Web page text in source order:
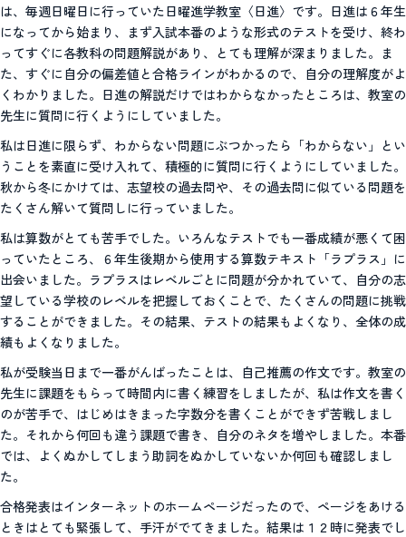
は、毎週日曜日に行っていた日曜進学教室〈日進〉です。日進は６年生
になってから始まり、まず入試本番のような形式のテストを受け、終わ
ってすぐに各教科の問題解説があり、とても理解が深まりました。ま
た、すぐに自分の偏差値と合格ラインがわかるので、自分の理解度がよ
くわかりました。日進の解説だけではわからなかったところは、教室の
先生に質問に行くようにしていました。
私は日進に限らず、わからない問題にぶつかったら「わからない」とい
うことを素直に受け入れて、積極的に質問に行くようにしていました。
秋から冬にかけては、志望校の過去問や、その過去問に似ている問題を
たくさん解いて質問しに行っていました。
私は算数がとても苦手でした。いろんなテストでも一番成績が悪くて困
っていたところ、６年生後期から使用する算数テキスト「ラプラス」に
出会いました。ラプラスはレベルごとに問題が分かれていて、自分の志
望している学校のレベルを把握しておくことで、たくさんの問題に挑戦
することができました。その結果、テストの結果もよくなり、全体の成
績もよくなりました。
私が受験当日まで一番がんばったことは、自己推薦の作文です。教室の
先生に課題をもらって時間内に書く練習をしましたが、私は作文を書く
のが苦手で、はじめはきまった字数分を書くことができず苦戦しまし
た。それから何回も違う課題で書き、自分のネタを増やしました。本番
では、よくぬかしてしまう助詞をぬかしていないか何回も確認しまし
た。
合格発表はインターネットのホームページだったので、ページをあける
ときはとても緊張して、手汗がでてきました。結果は１２時に発表でし